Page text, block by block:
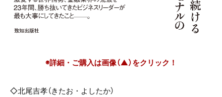
◉詳細・ご購入は画像（▲）をクリック！
◇北尾吉孝（きたお・よしたか）